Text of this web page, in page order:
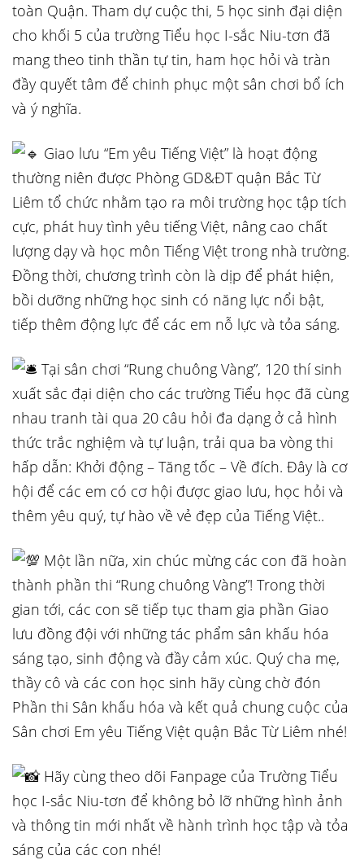
toàn Quận. Tham dự cuộc thi, 5 học sinh đại diện
cho khối 5 của trường Tiểu học I-sắc Niu-tơn đã
mang theo tinh thần tự tin, ham học hỏi và tràn
đầy quyết tâm để chinh phục một sân chơi bổ ích
và ý nghĩa.
Giao lưu “Em yêu Tiếng Việt” là hoạt động
thường niên được Phòng GD&ĐT quận Bắc Từ
Liêm tổ chức nhằm tạo ra môi trường học tập tích
cực, phát huy tình yêu tiếng Việt, nâng cao chất
lượng dạy và học môn Tiếng Việt trong nhà trường.
Đồng thời, chương trình còn là dịp để phát hiện,
bồi dưỡng những học sinh có năng lực nổi bật,
tiếp thêm động lực để các em nỗ lực và tỏa sáng.
Tại sân chơi “Rung chuông Vàng”, 120 thí sinh
xuất sắc đại diện cho các trường Tiểu học đã cùng
nhau tranh tài qua 20 câu hỏi đa dạng ở cả hình
thức trắc nghiệm và tự luận, trải qua ba vòng thi
hấp dẫn: Khởi động – Tăng tốc – Về đích. Đây là cơ
hội để các em có cơ hội được giao lưu, học hỏi và
thêm yêu quý, tự hào về vẻ đẹp của Tiếng Việt..
Một lần nữa, xin chúc mừng các con đã hoàn
thành phần thi “Rung chuông Vàng”! Trong thời
gian tới, các con sẽ tiếp tục tham gia phần Giao
lưu đồng đội với những tác phẩm sân khấu hóa
sáng tạo, sinh động và đầy cảm xúc. Quý cha mẹ,
thầy cô và các con học sinh hãy cùng chờ đón
Phần thi Sân khấu hóa và kết quả chung cuộc của
Sân chơi Em yêu Tiếng Việt quận Bắc Từ Liêm nhé!
Hãy cùng theo dõi Fanpage của Trường Tiểu
học I-sắc Niu-tơn để không bỏ lỡ những hình ảnh
và thông tin mới nhất về hành trình học tập và tỏa
sáng của các con nhé!